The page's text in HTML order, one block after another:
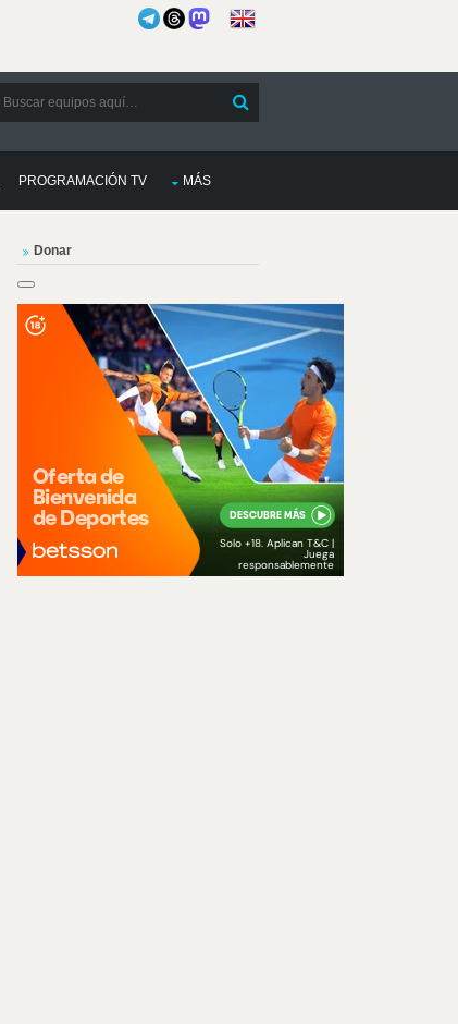
PROGRAMACIÓN TV MÁS
Donar